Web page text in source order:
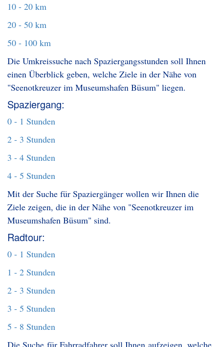
10 - 20 km
20 - 50 km
50 - 100 km
Die Umkreissuche nach Spaziergangsstunden soll Ihnen
einen Überblick geben, welche Ziele in der Nähe von
"Seenotkreuzer im Museumshafen Büsum" liegen.
Spaziergang:
0 - 1 Stunden
2 - 3 Stunden
3 - 4 Stunden
4 - 5 Stunden
Mit der Suche für Spaziergänger wollen wir Ihnen die
Ziele zeigen, die in der Nähe von "Seenotkreuzer im
Museumshafen Büsum" sind.
Radtour:
0 - 1 Stunden
1 - 2 Stunden
2 - 3 Stunden
3 - 5 Stunden
5 - 8 Stunden
Die Suche für Fahrradfahrer soll Ihnen aufzeigen, welche